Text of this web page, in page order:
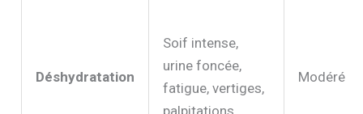
Déshydratation
Soif intense,
urine foncée,
fatigue, vertiges,
Modéré